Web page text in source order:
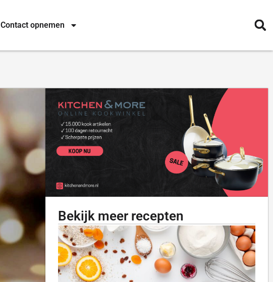
Contact opnemen
Bekijk meer recepten